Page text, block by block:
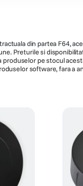
din partea F64,
Preturile si
pe stocul
software, fara a